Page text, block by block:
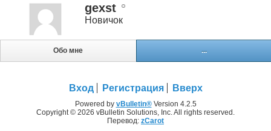
gexst
Новичок
Обо мне ...
Вход Регистрация Вверх
Powered by vBulletin®Version 4.2.5
Copyright © 2026 vBulletin Solutions, Inc. All rights reserved.
Перевод: zCarot